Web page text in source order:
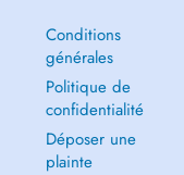
Conditions
générales
Politique de
confidentialité
Déposer une
plainte